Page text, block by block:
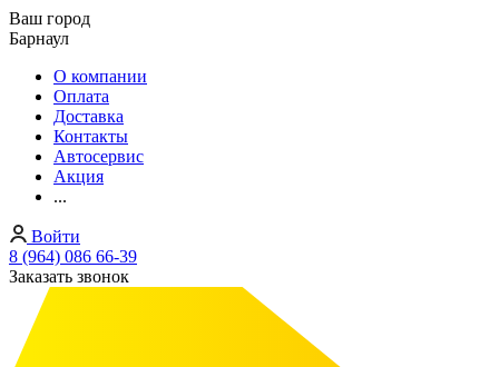
Ваш город
Барнаул
О компании
Оплата
Доставка
Контакты
Автосервис
Акция
...
Войти
8 (964) 086 66-39
Заказать звонок